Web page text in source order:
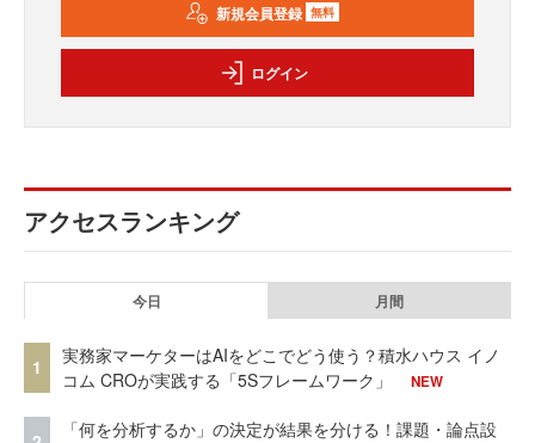
新規会員登録 無料
ログイン
アクセスランキング
今日 月間
1
実務家マーケターはAIをどこでどう使う？積水ハウス イノ
コム CROが実践する「5Sフレームワーク」
NEW
「何を分析するか」の決定が結果を分ける！課題・論点設